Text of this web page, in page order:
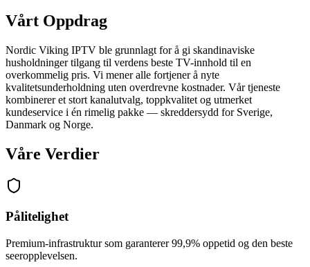
Vårt Oppdrag
Nordic Viking IPTV ble grunnlagt for å gi skandinaviske
husholdninger tilgang til verdens beste TV-innhold til en
overkommelig pris. Vi mener alle fortjener å nyte
kvalitetsunderholdning uten overdrevne kostnader. Vår tjeneste
kombinerer et stort kanalutvalg, toppkvalitet og utmerket
kundeservice i én rimelig pakke — skreddersydd for Sverige,
Danmark og Norge.
Våre Verdier
Pålitelighet
Premium-infrastruktur som garanterer 99,9% oppetid og den beste
seeropplevelsen.